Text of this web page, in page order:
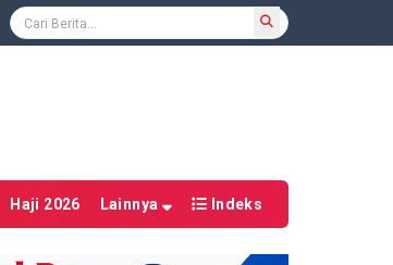
Haji 2026 Lainnya Indeks